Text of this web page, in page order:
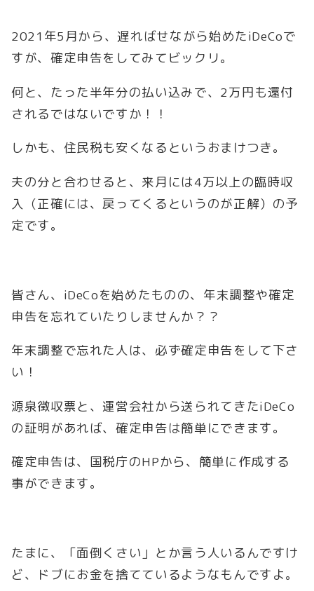
2021年5月から、遅ればせながら始めたiDeCoで
すが、確定申告をしてみてビックリ。
何と、たった半年分の払い込みで、2万円も還付
されるではないですか！！
しかも、住民税も安くなるというおまけつき。
夫の分と合わせると、来月には4万以上の臨時収
入（正確には、戻ってくるというのが正解）の予
定です。
皆さん、iDeCoを始めたものの、年末調整や確定
申告を忘れていたりしませんか？？
年末調整で忘れた人は、必ず確定申告をして下さ
い！
源泉徴収票と、運営会社から送られてきたiDeCo
の証明があれば、確定申告は簡単にできます。
確定申告は、国税庁のHPから、簡単に作成する
事ができます。
たまに、「面倒くさい」とか言う人いるんですけ
ど、ドブにお金を捨てているようなもんですよ。